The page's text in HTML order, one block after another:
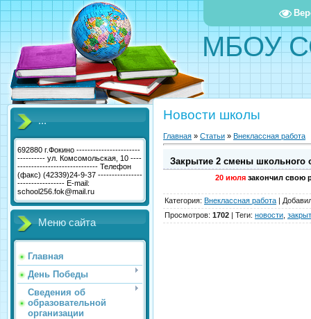
МБОУ
...
692880 г.Фокино -----------------------
---------- ул. Комсомольская, 10 ----
----------------------------- Телефон
(факс) (42339)24-9-37 ----------------
----------------- E-mail:
school256.fok@mail.ru
Меню сайта
Главная
День Победы
Сведения об
образовательной
организации
Новости школы
Главная » Статьи » Внеклассная работа
Закрытие 2 смены школьного
20 июля закончил свою
Категория: Внеклассная работа |
Просмотров: 1702 | Теги: новости